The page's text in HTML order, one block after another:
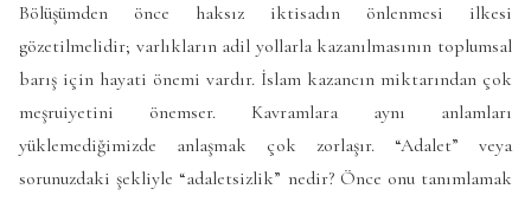
Bölüşümden önce haksız iktisadın önlenmesi ilkesi
gözetilmelidir; varlıkların adil yollarla kazanılmasının toplumsal
barış için hayati önemi vardır. İslam kazancın miktarından çok
meşruiyetini önemser. Kavramlara aynı anlamları
yüklemediğimizde anlaşmak çok zorlaşır. “Adalet” veya
sorunuzdaki şekliyle “adaletsizlik” nedir? Önce onu tanımlamak